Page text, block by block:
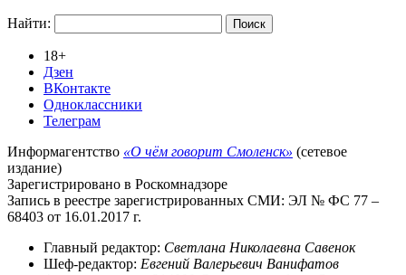
Найти:
18+
Дзен
ВКонтакте
Одноклассники
Телеграм
Информагентство «О чём говорит Смоленск» (сетевое
издание)
Зарегистрировано в Роскомнадзоре
Запись в реестре зарегистрированных СМИ: ЭЛ № ФС 77 –
68403 от 16.01.2017 г.
Главный редактор: Светлана Николаевна Савенок
Шеф-редактор: Евгений Валерьевич Ванифатов